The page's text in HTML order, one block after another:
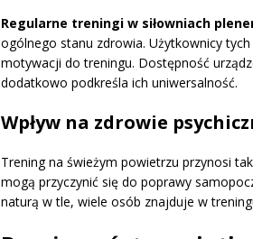
Regularne treningi w siłowniach
ogólnego stanu zdrowia. Użytkownicy
motywacji do treningu. Dostępność
dodatkowo podkreśla ich uniwersalność.
Wpływ na zdrowie
Trening na świeżym powietrzu przynosi
mogą przyczynić się do poprawy
naturą w tle, wiele osób znajduje w